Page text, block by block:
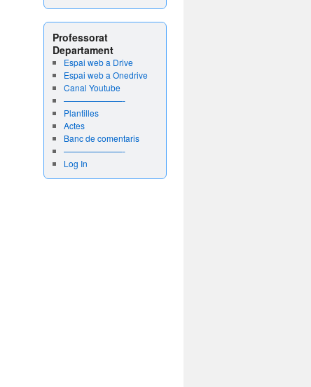
Professorat
Departament
Espai web a Drive
Espai web a Onedrive
Canal Youtube
———————-
Plantilles
Actes
Banc de comentaris
———————-
Log In